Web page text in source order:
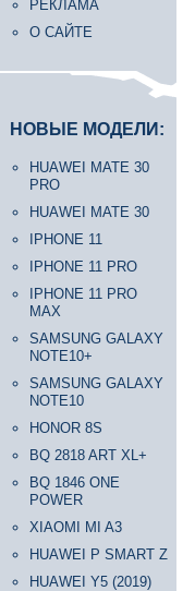
РЕКЛАМА
О САЙТЕ
НОВЫЕ МОДЕЛИ:
HUAWEI MATE 30
PRO
HUAWEI MATE 30
IPHONE 11
IPHONE 11 PRO
IPHONE 11 PRO
MAX
SAMSUNG GALAXY
NOTE10+
SAMSUNG GALAXY
NOTE10
HONOR 8S
BQ 2818 ART XL+
BQ 1846 ONE
POWER
XIAOMI MI A3
HUAWEI P SMART Z
HUAWEI Y5 (2019)